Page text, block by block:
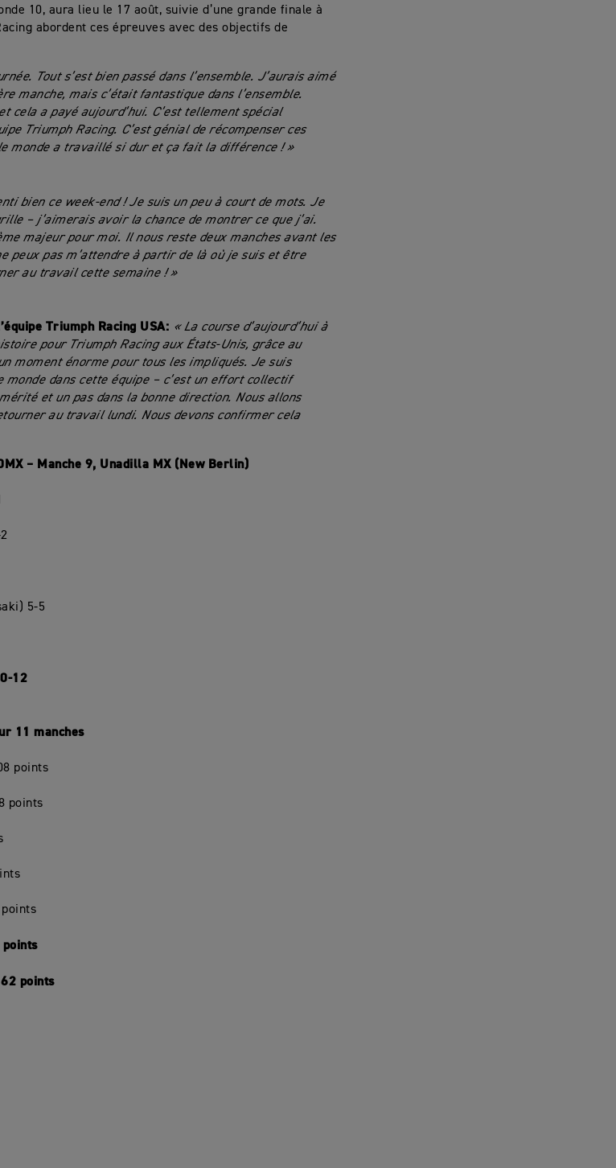
10, aura lieu le 17 août, suivie d’une grande finale à
abordent ces épreuves avec des objectifs de
Tout s’est bien passé dans l’ensemble. J’aurais aimé
manche, mais c’était fantastique dans l’ensemble.
cela a payé aujourd’hui. C’est tellement spécial
Triumph Racing. C’est génial de récompenser ces
monde a travaillé si dur et ça fait la différence ! »
bien ce week-end ! Je suis un peu à court de mots. Je
– j’aimerais avoir la chance de montrer ce que j’ai.
majeur pour moi. Il nous reste deux manches avant les
peux pas m’attendre à partir de là où je suis et être
au travail cette semaine ! »
Triumph Racing USA: « La course d’aujourd’hui à
pour Triumph Racing aux États-Unis, grâce au
moment énorme pour tous les impliqués. Je suis
dans cette équipe – c’est un effort collectif
et un pas dans la bonne direction. Nous allons
au travail lundi. Nous devons confirmer cela
– Manche 9, Unadilla MX (New Berlin)
5-5
12
11 manches
points
points
points
points